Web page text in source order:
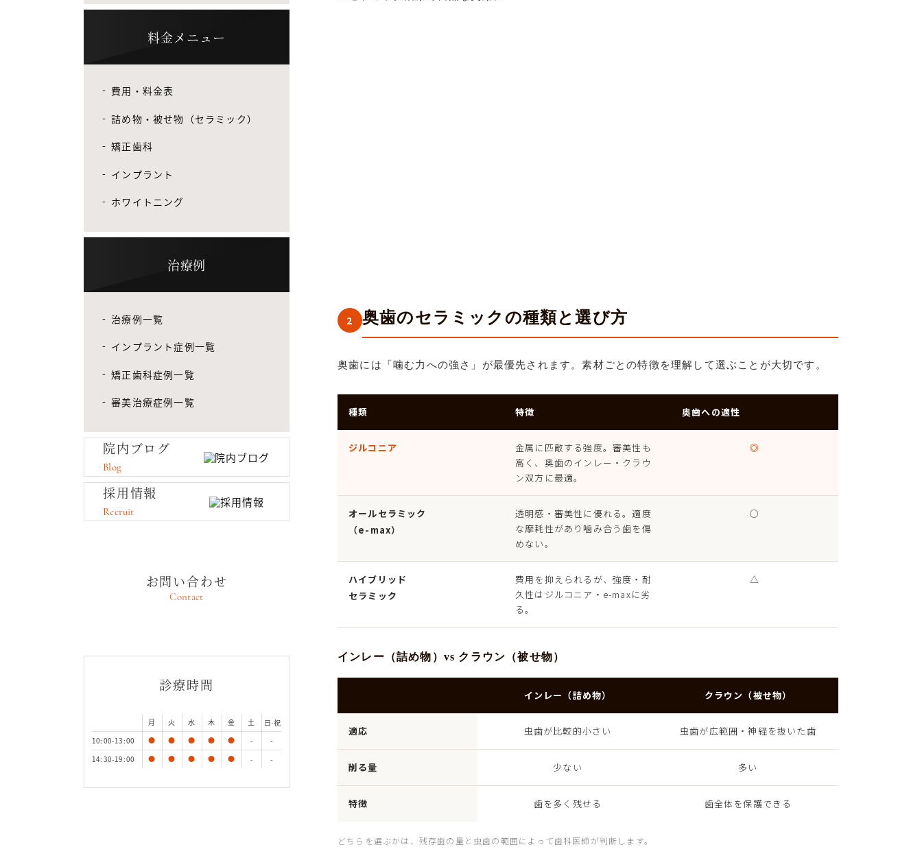
2 奥歯のセラミックの種類と選び方
奥歯には「噛む力への強さ」が最優先されます。素材ごとの特徴を理解して選ぶことが大切です。
種類 特徴 奥歯への適性
ジルコニア
金属に匹敵する強度。審美性も
高く、奥歯のインレー・クラウ
ン双方に最適。
◎
オールセラミック
（e-max）
透明感・審美性に優れる。適度
な摩耗性があり噛み合う歯を傷
めない。
○
ハイブリッド
セラミック
費用を抑えられるが、強度・耐
久性はジルコニア・e-maxに劣
る。
△
インレー（詰め物）vs クラウン（被せ物）
インレー（詰め物） クラウン（被せ物）
適応 虫歯が比較的小さい 虫歯が広範囲・神経を抜いた歯
削る量 少ない 多い
特徴 歯を多く残せる 歯全体を保護できる
どちらを選ぶかは、残存歯の量と虫歯の範囲によって歯科医師が判断します。
料金メニュー
費用・料金表
詰め物・被せ物（セラミック）
矯正歯科
インプラント
ホワイトニング
治療例
治療例一覧
インプラント症例一覧
矯正歯科症例一覧
審美治療症例一覧
院内ブログ
Blog
採用情報
Recruit
お問い合わせ
Contact
診療時間
月 火 水 木 金 土
日·祝
10:00-13:00
● ● ● ● ● -
-
14:30-19:00
● ● ● ● ● - -